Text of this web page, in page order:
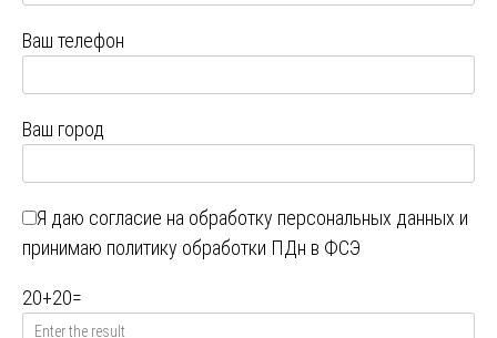
Ваш телефон
Ваш город
Я даю согласие на обработку персональных данных и
принимаю политику обработки ПДн в ФСЭ
20+20=